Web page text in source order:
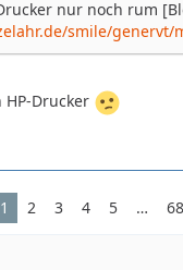
nur noch rum
smile/genervt/
Drucker
1 2 3 4 5 …